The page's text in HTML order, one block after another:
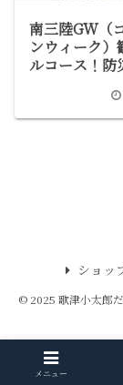
南三陸GW（
ンウィーク）
ルコース！防
太郎の海鮮
ショッ
© 2025 歌津小太郎
メニュー